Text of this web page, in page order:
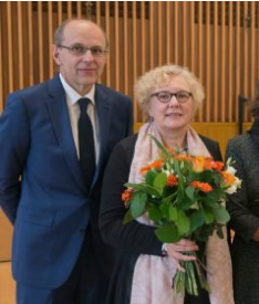
Kultur
Lebenslagen
Meinungen
Menschen
Stadtkirche
Aktuelle Printausgabe
Oktober 2017